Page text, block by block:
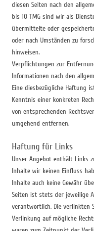
diesen Seiten nach den
bis 10 TMG sind wir als
übermittelte oder
oder nach Umständen zu
hinweisen.
Verpflichtungen zur
Informationen nach den
Eine diesbezügliche Haftung
Kenntnis einer konkreten
von entsprechenden
umgehend entfernen.
Haftung für Links
Unser Angebot enthält Links
Inhalte wir keinen Einfluss
Inhalte auch keine Gewähr
Seiten ist stets der jeweilige
verantwortlich. Die verlinkten
Verlinkung auf mögliche